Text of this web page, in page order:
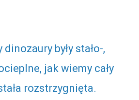
dinozaury były stało-,
jak wiemy cały
rozstrzygnięta.